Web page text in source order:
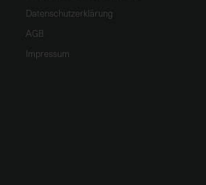
Datenschutzerklärung
AGB
Impressum